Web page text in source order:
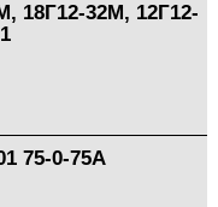
18Г12-32М, 12Г12-
75-0-75А